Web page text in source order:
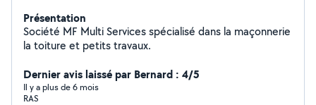
Présentation
Société MF Multi Services spécialisé dans la maçonnerie
la toiture et petits travaux.
Dernier avis laissé par Bernard : 4/5
Il y a plus de 6 mois
RAS